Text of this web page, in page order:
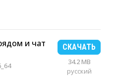
и чат
СКАЧАТЬ
34.2 MB
русский